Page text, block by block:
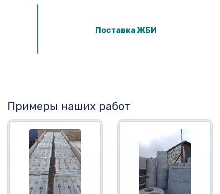
Поставка ЖБИ
Примеры наших работ